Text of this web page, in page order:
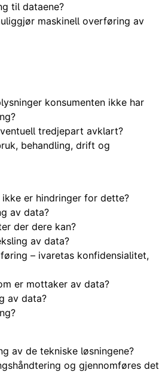
til dataene?
maskinell overføring av
konsumenten ikke har
tredjepart avklart?
behandling, drift og
er hindringer for dette?
av data?
der dere kan?
av data?
– ivaretas konfidensialitet,
er mottaker av data?
av data?
av de tekniske løsningene?
og gjennomføres det